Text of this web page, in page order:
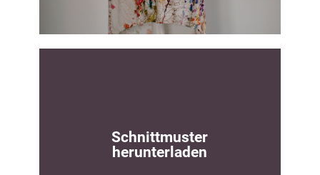
Schnittmuster
herunterladen